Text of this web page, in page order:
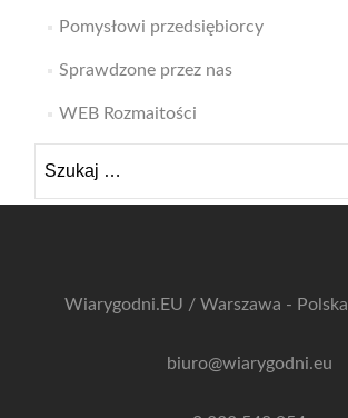
Pomysłowi przedsiębiorcy
Sprawdzone przez nas
WEB Rozmaitości
Wiarygodni.EU / Warszawa - Polska
biuro@wiarygodni.eu